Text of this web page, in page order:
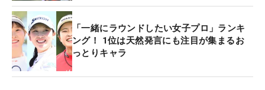
昨年は手術でシーズンの大半を棒に振ったが、今季
開幕戦で復帰すると、その後はフル出場を続けてい
る。ただ、ここまでの11試合でトップ10入りはな
く、本人は「あまり評価はよくない。内容は悪くな
「一緒にラウンドしたい女子プロ」ランキ
ング！ 1位は天然発言にも注目が集まるお
っとりキャラ